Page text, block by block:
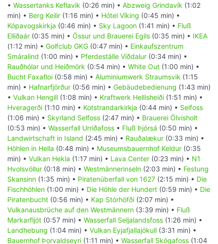
• Wassertanks Keflavik (0:26 min) • Abzweig Grindavík (1:02
min) • Berg Keilir (1:16 min) • Hótel Víking (0:45 min) •
Kópavogskirkja (0:46 min) • Sky Lagoon (1:41 min) • Fluß
Elliðaár (0:35 min) • Össur und Brauerei Egils (0:35 min) • IKEA
(1:12 min) • Golfclub GKG (0:47 min) • Einkaufszentrum
Smáralind (1:00 min) • Pferdeställe Víðdalur (0:34 min) •
Rauðhólar und Heiðmörk (0:54 min) • White Out (1:00 min) •
Bucht Faxafloi (0:58 min) • Aluminiumwerk Straumsvik (1:15
min) • Hafnarfjörður (0:56 min) • Gebäudebedienung (1:43 min)
• Vulkan Hengill (1:08 min) • Kraftwerk Hellisheiði (1:51 min) •
Hveragerði (1:10 min) • Kotstrandarkirkja (0:44 min) • Selfoss
(1:06 min) • Skyrland Selfoss (2:47 min) • Brauerei Ölvisholt
(0:53 min) • Wasserfall Urriðafoss • Fluß Þjórsá (0:50 min) •
Landwirtschaft in Island (2:45 min) • Rauðalækur (0:33 min) •
Höhlen in Hella (0:48 min) • Museumsbauernhof Keldur (0:35
min) • Vulkan Hekla (1:17 min) • Lava Center (0:23 min) • N1
Hvolsvöllur (0:18 min) • Westmännerinseln (2:03 min) • Festung
Skansinn (1:35 min) • Piratenüberfall von 1627 (2:15 min) • Die
Fischhöhlen (1:00 min) • Die Höhle der Hundert (0:59 min) • Die
Piratenbucht (0:56 min) • Kap Stórhöfði (2:07 min) •
Vulkanausbrüche auf den Westmännern (3:39 min) • Fluß
Markarfljót (0:57 min) • Wasserfall Seljalandsfoss (1:26 min) •
Landhebung (1:04 min) • Vulkan Eyjafjallajökull (3:31 min) •
Bauernhof Þorvaldseyri (1:11 min) • Wasserfall Skógafoss (1:04